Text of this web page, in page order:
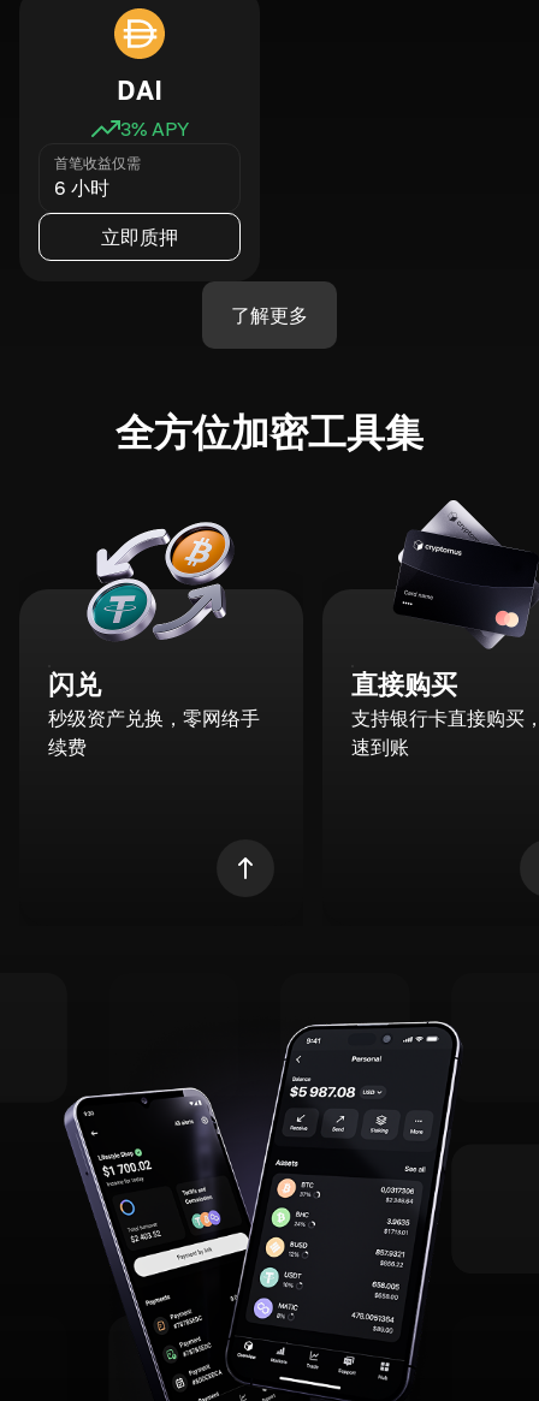
DAI
3% APY
首笔收益仅需
6 小时
立即质押
了解更多
全方位加密工具集
闪兑
秒级资产兑换，零网络手
续费
直接购买
支持银行卡直接购买
速到账